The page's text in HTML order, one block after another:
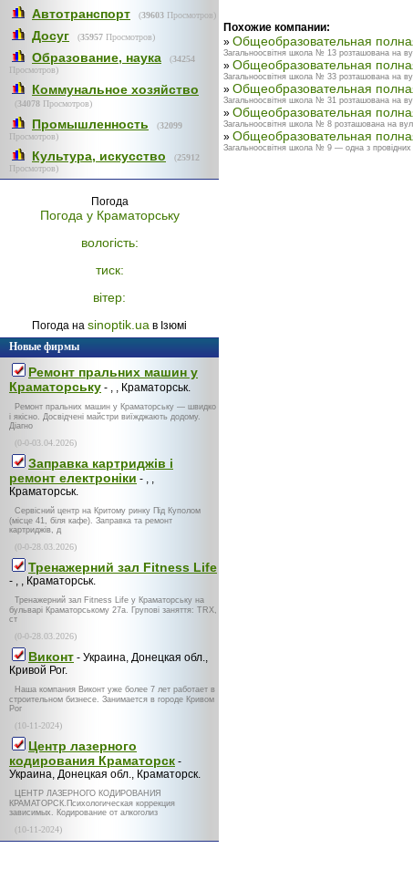
Автотранспорт (39603 Просмотров)
Досуг (35957 Просмотров)
Образование, наука (34254
Просмотров)
Коммунальное хозяйство
(34078 Просмотров)
Промышленность (32099
Просмотров)
Культура, искусство (25912
Просмотров)
Погода
Погода у Краматорську
вологість:
тиск:
вітер:
Погода на sinoptik.ua в Ізюмі
Новые фирмы
Ремонт пральних машин у
Краматорську - , , Краматорськ.
Ремонт пральних машин у Краматорську — швидко
і якісно. Досвідчені майстри виїжджають додому.
Діагно
(0-0-03.04.2026)
Заправка картриджів і
ремонт електроніки - , ,
Краматорськ.
Сервісний центр на Критому ринку Під Куполом
(місце 41, біля кафе). Заправка та ремонт
картриджів, д
(0-0-28.03.2026)
Тренажерний зал Fitness Life
- , , Краматорськ.
Тренажерний зал Fitness Life у Краматорську на
бульварі Краматорському 27а. Групові заняття: TRX,
ст
(0-0-28.03.2026)
Виконт - Украина, Донецкая обл.,
Кривой Рог.
Наша компания Виконт уже более 7 лет работает в
строительном бизнесе. Занимается в городе Кривом
Рог
(10-11-2024)
Центр лазерного
кодирования Краматорск -
Украина, Донецкая обл., Краматорск.
ЦЕНТР ЛАЗЕРНОГО КОДИРОВАНИЯ
КРАМАТОРСК.Психологическая коррекция
зависимых. Кодирование от алкоголиз
(10-11-2024)
Похожие компании:
» Общеобразовательная
Загальноосвітня школа № 13 розташована на
» Общеобразовательная
Загальноосвітня школа № 33 розташована на
» Общеобразовательная
Загальноосвітня школа № 31 розташована на
» Общеобразовательная
Загальноосвітня школа № 8 розташована на
» Общеобразовательная
Загальноосвітня школа № 9 — одна з провідних